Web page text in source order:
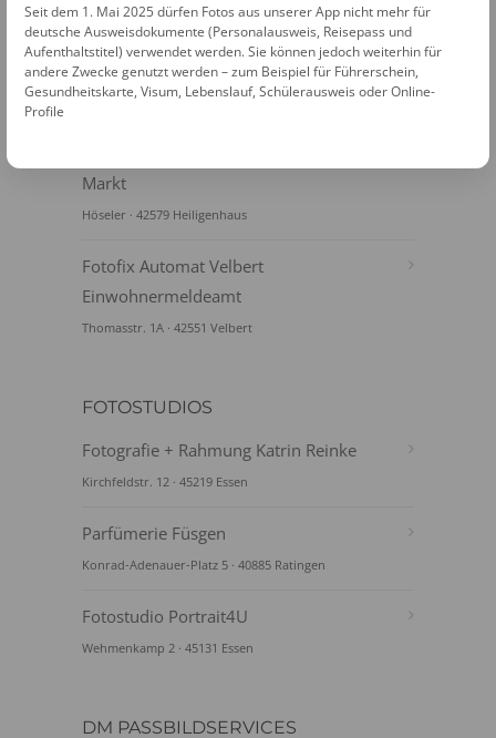
FOTOAUTOMATEN
Fotofix Automat Heiligenhaus Bürgerbüro
Hauptstr. 159 · 42579 Heiligenhaus
Markt
Höseler · 42579 Heiligenhaus
Fotofix Automat Velbert
Einwohnermeldeamt
Thomasstr. 1A · 42551 Velbert
FOTOSTUDIOS
Fotografie + Rahmung Katrin Reinke
Kirchfeldstr. 12 · 45219 Essen
Parfümerie Füsgen
Konrad-Adenauer-Platz 5 · 40885 Ratingen
Fotostudio Portrait4U
Wehmenkamp 2 · 45131 Essen
DM PASSBILDSERVICES
Seit dem 1. Mai 2025 dürfen Fotos aus unserer App nicht mehr für
deutsche Ausweisdokumente (Personalausweis, Reisepass und
Aufenthaltstitel) verwendet werden. Sie können jedoch weiterhin für
andere Zwecke genutzt werden – zum Beispiel für Führerschein,
Gesundheitskarte, Visum, Lebenslauf, Schülerausweis oder Online-
Profile